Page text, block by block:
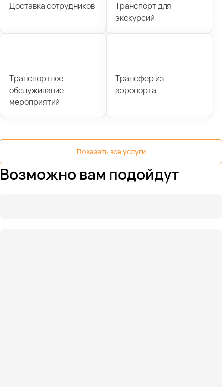
Доставка сотрудников
Транспорт для
экскурсий
Транспортное
обслуживание
мероприятий
Трансфер из
аэропорта
Показать все услуги
Возможно вам подойдут